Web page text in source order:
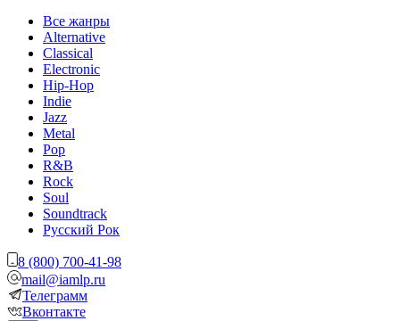
Все жанры
Alternative
Classical
Electronic
Hip-Hop
Indie
Jazz
Metal
Pop
R&B
Rock
Soul
Soundtrack
Русский Рок
8 (800) 700-41-98
mail@iamlp.ru
Телеграмм
Вконтакте